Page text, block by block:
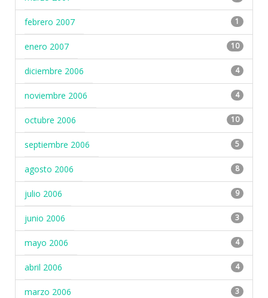
febrero 2007 1
enero 2007 10
diciembre 2006 4
noviembre 2006 4
octubre 2006 10
septiembre 2006 5
agosto 2006 8
julio 2006 9
junio 2006 3
mayo 2006 4
abril 2006 4
marzo 2006 3